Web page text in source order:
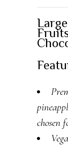
chosen